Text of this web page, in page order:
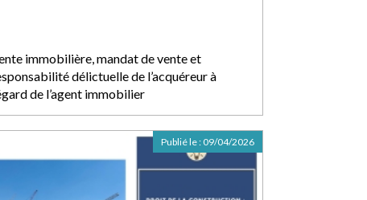
immobilière, mandat de vente et
délictuelle de l’acquéreur à
de l’agent immobilier
Publié le : 09/04/2026